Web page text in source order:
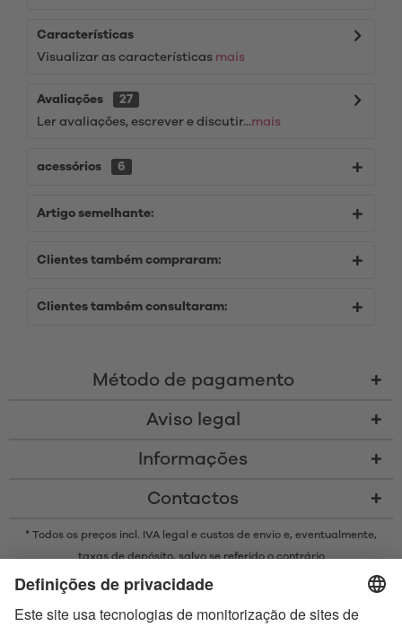
Características
Visualizar as características mais
Avaliações
27
Ler avaliações, escrever e discutir...mais
acessórios 6
Artigo semelhante:
Clientes também compraram:
Clientes também consultaram:
Método de pagamento
Aviso legal
Informações
Contactos
* Todos os preços incl. IVA legal e custos de envio e, eventualmente,
taxas de depósito, salvo se referido o contrário
* A marca Bluetooth® e os logótipos são marcas registadas da
Satisfyer GmbH está sujeito a licença.